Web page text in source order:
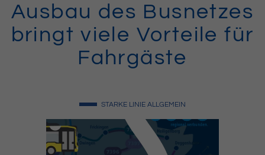
Ausbau des Busnetzes
bringt viele Vorteile für
Fahrgäste
STARKE LINIE ALLGEMEIN